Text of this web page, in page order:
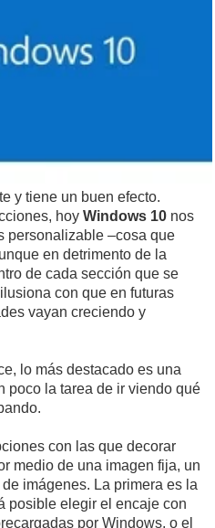
y tiene un buen efecto.
hoy Windows 10 nos
personalizable –cosa que
en detrimento de la
de cada sección que se
con que en futuras
vayan creciendo y
lo más destacado es una
poco la tarea de ir viendo qué
con las que decorar
medio de una imagen fija, un
imágenes. La primera es la
posible elegir el encaje con
por Windows, o el